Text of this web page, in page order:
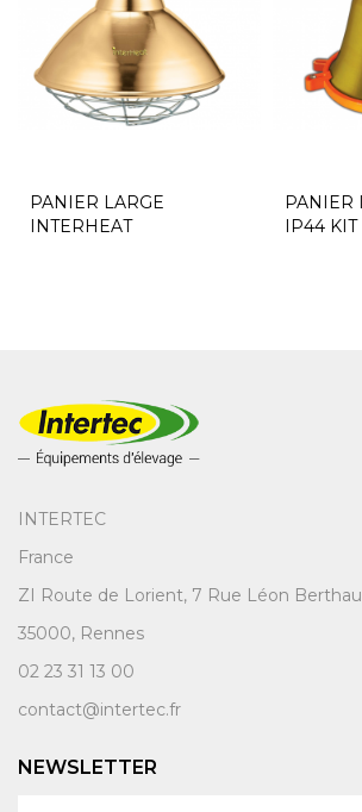
PANIER LARGE
INTERHEAT
PANIER
IP44 KIT
INTERTEC
France
ZI Route de Lorient, 7 Rue Léon
35000, Rennes
02 23 31 13 00
contact@intertec.fr
NEWSLETTER